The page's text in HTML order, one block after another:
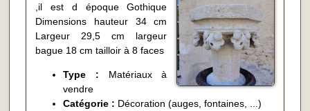
,il est d époque Gothique
Dimensions hauteur 34 cm
Largeur 29,5 cm largeur
bague 18 cm tailloir à 8 faces
Type : Matériaux à
vendre
Catégorie : Décoration (auges, fontaines, ...)